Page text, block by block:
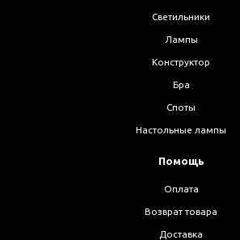
Светильники
Лампы
Конструктор
Бра
Споты
Настольные лампы
Помощь
Оплата
Возврат товара
Доставка